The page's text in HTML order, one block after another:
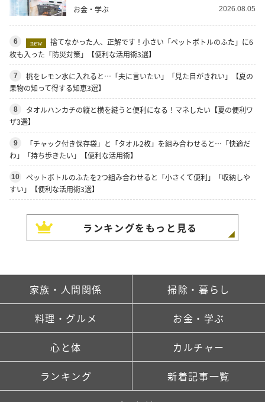
お金・学ぶ 2026.08.05
6 new
捨てなかった人、正解です！小さい「ペットボトルのふた」に6
枚も入った「防災対策」【便利な活用術3選】
7
桃をレモン水に入れると…「夫に言いたい」「見た目がきれい」【夏の
果物の知って得する知恵3選】
8
タオルハンカチの縦と横を縫うと便利になる！マネしたい【夏の便利ワ
ザ3選】
9
「チャック付き保存袋」と「タオル2枚」を組み合わせると…「快適だ
わ」「持ち歩きたい」【便利な活用術】
10
ペットボトルのふたを2つ組み合わせると「小さくて便利」「収納しや
すい」【便利な活用術3選】
ランキングをもっと見る
家族・人間関係 掃除・暮らし
料理・グルメ お金・学ぶ
心と体 カルチャー
ランキング 新着記事一覧